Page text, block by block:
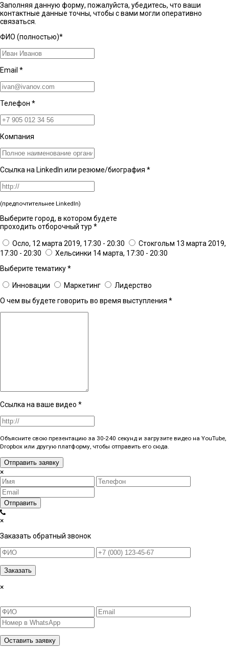
Заполняя данную форму, пожалуйста, убедитесь, что ваши
контактные данные точны, чтобы с вами могли оперативно
связаться.
ФИО (полностью)*
Email *
Телефон *
Компания
Ссылка на LinkedIn или резюме/биография *
(предпочтительнее LinkedIn)
Выберите город, в котором будете
проходить отборочный тур *
Осло, 12 марта 2019, 17:30 - 20:30
Стокгольм 13 марта 2019,
17:30 - 20:30
Хельсинки 14 марта, 17:30 - 20:30
Выберите тематику*
Инновации Маркетинг
Лидерство
О чем вы будете говорить во время выступления *
Ссылка на ваше видео *
Объясните свою презентацию за 30-240 секунд и загрузите видео на YouTube,
Dropbox или другую платформу, чтобы отправить его сюда.
Отправить заявку
×
Отправить
×
Заказать обратный звонок
Заказать
×
Оставить заявку